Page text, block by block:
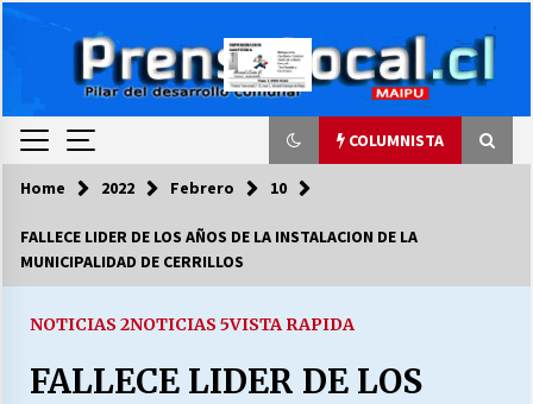
COLUMNISTA
COLUMNISTA
03/08/2026
LA DC POR SIEMPRE.RECORDANDO 69 AÑOS DE
Home 2022 Febrero 10
FALLECE LIDER DE LOS AÑOS DE LA INSTALACION DE LA
MUNICIPALIDAD DE CERRILLOS
NOTICIAS 2NOTICIAS 5VISTA RAPIDA
FALLECE LIDER DE LOS